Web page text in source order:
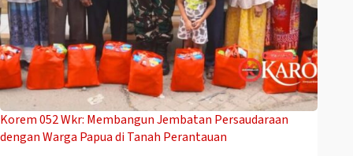
Korem 052 Wkr: Membangun Jembatan Persaudaraan
dengan Warga Papua di Tanah Perantauan